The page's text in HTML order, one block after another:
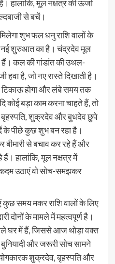
हालांकि, मूल नक्षत्र की ऊर्जा
से बचें।
शुभ फल धनु राशि वालों के
शुरुआत का है। चंद्रदेव मूल
हैं। कल की गांडांत की उथल-
है, जो नए रास्ते दिखाती है।
होगा और लंबे समय तक
कोई बड़ा काम करना चाहते हैं, तो
शुक्रदेव और बुधदेव छुपे
के पीछे कुछ शुभ बन रहा है।
से बचाव कर रहे हैं और
हैं। हालांकि, मूल नक्षत्र में
उठाएं वो सोच-समझकर
कुछ समय मकर राशि वालों के लिए
दोनों के मामले में महत्वपूर्ण है।
घर में हैं, जिससे आज थोड़ा वक्त
और जरूरी सोच सामने
शुक्रदेव, बृहस्पति और